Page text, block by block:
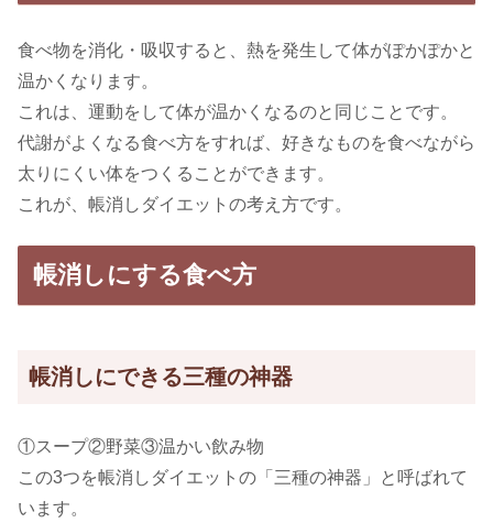
食べ物を消化・吸収すると、熱を発生して体がぽかぽかと
温かくなります。
これは、運動をして体が温かくなるのと同じことです。
代謝がよくなる食べ方をすれば、好きなものを食べながら
太りにくい体をつくることができます。
これが、帳消しダイエットの考え方です。
帳消しにする食べ方
帳消しにできる三種の神器
①スープ②野菜③温かい飲み物
この3つを帳消しダイエットの「三種の神器」と呼ばれて
います。